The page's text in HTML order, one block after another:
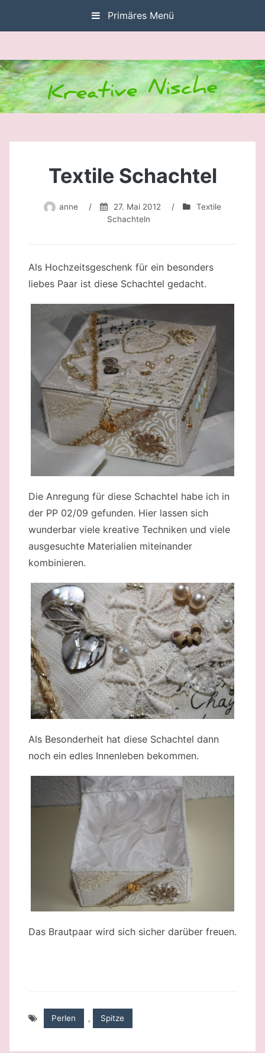
springen
Primäres Menü
Textile Schachtel
anne / 27. Mai 2012 /
Textile
Schachteln
Als Hochzeitsgeschenk für ein besonders
liebes Paar ist diese Schachtel gedacht.
Die Anregung für diese Schachtel habe ich in
der PP 02/09 gefunden. Hier lassen sich
wunderbar viele kreative Techniken und viele
ausgesuchte Materialien miteinander
kombinieren.
Als Besonderheit hat diese Schachtel dann
noch ein edles Innenleben bekommen.
Das Brautpaar wird sich sicher darüber freuen.
Perlen , Spitze